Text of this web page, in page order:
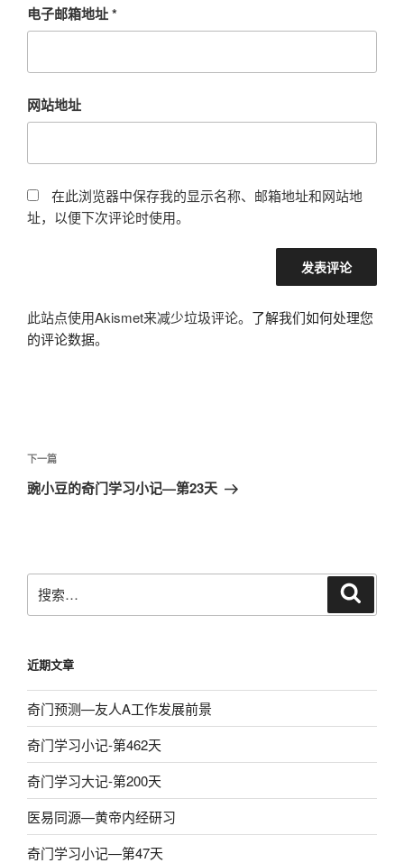
电子邮箱地址*
网站地址
在此浏览器中保存我的显示名称、邮箱地址和网站地
址，以便下次评论时使用。
此站点使用Akismet来减少垃圾评论。 了解我们如何处理您
的评论数据。
章
导
航
下
一
下一篇
豌小豆的奇门学习小记—第23天
索：
近期文章
奇门预测—友人A工作发展前景
奇门学习小记-第462天
奇门学习大记-第200天
医易同源—黄帝内经研习
奇门学习小记—第47天